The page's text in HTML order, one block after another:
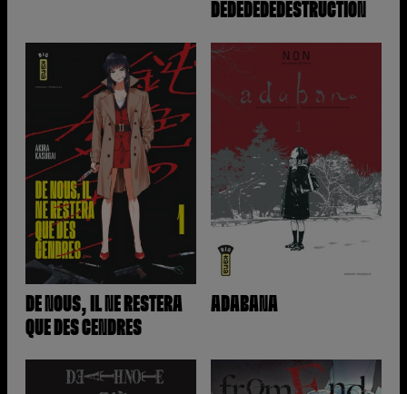
DEDEDEDEDESTRUCTION
DE NOUS, IL NE RESTERA
QUE DES CENDRES
ADABANA